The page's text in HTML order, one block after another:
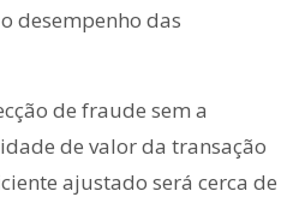
desempenho das
de fraude sem a
de valor da transação
ajustado será cerca de